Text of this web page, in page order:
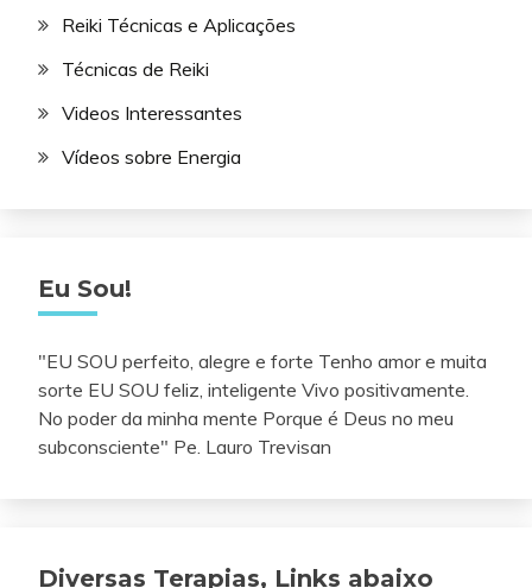
Reiki Técnicas e Aplicações
Técnicas de Reiki
Videos Interessantes
Vídeos sobre Energia
Eu Sou!
"EU SOU perfeito, alegre e forte Tenho amor e muita
sorte EU SOU feliz, inteligente Vivo positivamente.
No poder da minha mente Porque é Deus no meu
subconsciente" Pe. Lauro Trevisan
Diversas Terapias, Links abaixo